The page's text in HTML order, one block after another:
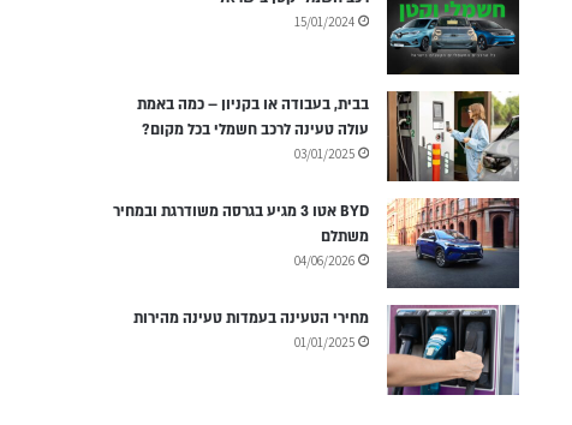
15/01/2024
בבית, בעבודה או בקניון – כמה באמת
עולה טעינה לרכב חשמלי בכל מקום?
03/01/2025
BYD אטו 3 מגיע בגרסה משודרגת ובמחיר
משתלם
04/06/2026
מחירי הטעינה בעמדות טעינה מהירות
01/01/2025